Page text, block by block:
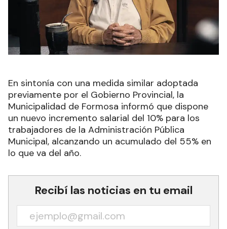
En sintonía con una medida similar adoptada
previamente por el Gobierno Provincial, la
Municipalidad de Formosa informó que dispone
un nuevo incremento salarial del 10% para los
trabajadores de la Administración Pública
Municipal, alcanzando un acumulado del 55% en
lo que va del año.
Recibí las noticias en tu email